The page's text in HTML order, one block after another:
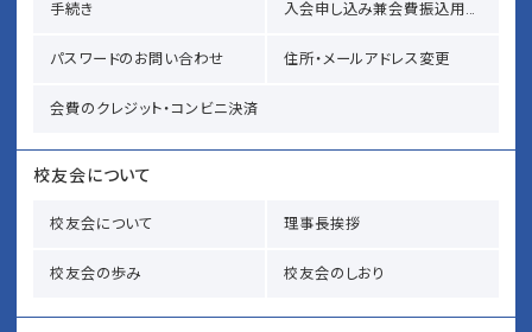
手続き 入会申し込み兼会費振込用紙請求
パスワードのお問い合わせ 住所・メールアドレス変更
会費のクレジット・コンビニ決済
校友会について
校友会について 理事長挨拶
校友会の歩み 校友会のしおり